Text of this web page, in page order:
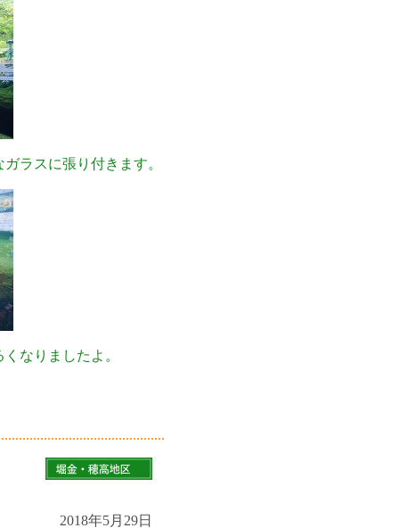
ラスに張り付きます。
なりましたよ。
2018年5月29日